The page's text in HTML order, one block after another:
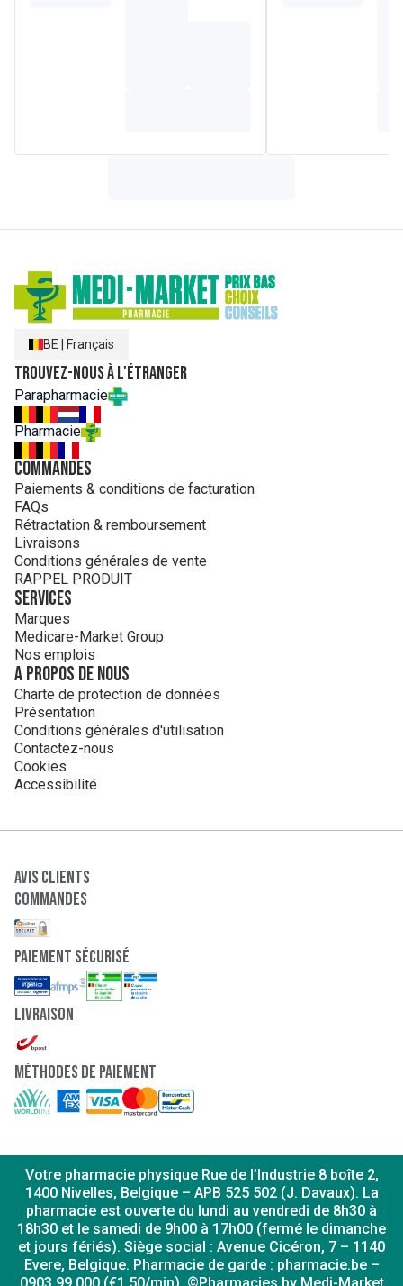
✔ Convient à tous les âges
BE Français
Trouvez-nous à l'étranger
Parapharmacie
Pharmacie
Commandes
Paiements & conditions de facturation
FAQs
Rétractation & remboursement
Livraisons
Conditions générales de vente
RAPPEL PRODUIT
Services
Marques
Medicare-Market Group
Nos emplois
A propos de nous
Charte de protection de données
Présentation
Conditions générales d'utilisation
Contactez-nous
Cookies
Accessibilité
Avis clients
Commandes
paiement sécurisé
Livraison
Méthodes de paiement
Votre pharmacie physique Rue de l’Industrie 8 boîte 2,
1400 Nivelles, Belgique – APB 525 502 (J. Davaux). La
pharmacie est ouverte du lundi au vendredi de 8h30 à
18h30 et le samedi de 9h00 à 17h00 (fermé le dimanche
et jours fériés). Siège social : Avenue Cicéron, 7 – 1140
Evere, Belgique. Pharmacie de garde : pharmacie.be –